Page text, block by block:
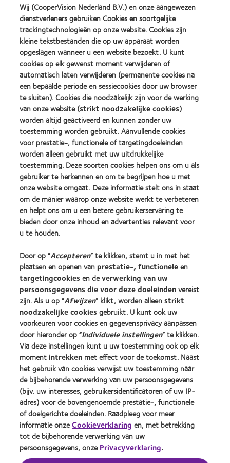
Waarom u lid zou moeten
worden van het Myopie
Collectief.
Voor dit belangrijke werk hebben we iedereen nodig die zich
inzet voor de gezondheid van kinderogen. Daarom nodigen
wij alle oogzorgspecialisten uit om lid te worden van het
Myopie Collectief.
Wilt u bijdragen aan de toekomst van
myopiezorg?
Word vandaag nog lid en sluit u aan bij de vele professionals
die al actief zijn met myopie management. Iedereen die de
visie van het Myopie Collectief ondersteunt is welkom,
ongeacht ervaring.
Deelnemen aan bijscholingsmogelijkheden.
Leren van en samenwerken met lokale
ambassadeurs.
Deelnemen aan uitwisselingsmomenten met
collega’s.
Gebruikmaken van de hulpmiddelen die het
Myopie Collectief aanbiedt.
WORD NU LID VAN HET
MYOPIE COLLECTIEF
Wij (CooperVision Nederland B.V.) en onze aangewezen
dienstverleners gebruiken Cookies en soortgelijke
trackingtechnologieën op onze website. Cookies zijn
kleine tekstbestanden die op uw apparaat worden
opgeslagen wanneer u een website bezoekt. U kunt
cookies op elk gewenst moment verwijderen of
automatisch laten verwijderen (permanente cookies na
een bepaalde periode en sessiecookies door uw browser
te sluiten). Cookies die noodzakelijk zijn voor de werking
van onze website (strikt noodzakelijke cookies)
worden altijd geactiveerd en kunnen zonder uw
toestemming worden gebruikt. Aanvullende cookies
voor prestatie-, functionele of targetingdoeleinden
worden alleen gebruikt met uw uitdrukkelijke
toestemming. Deze soorten cookies helpen ons om u als
gebruiker te herkennen en om te begrijpen hoe u met
onze website omgaat. Deze informatie stelt ons in staat
om de manier waarop onze website werkt te verbeteren
en helpt ons om u een betere gebruikerservaring te
bieden door onze inhoud en advertenties relevant voor
u te houden.
Door op “Accepteren” te klikken, stemt u in met het
plaatsen en openen van prestatie-, functioneleen
targetingcookiesen deverwerking van uw
persoonsgegevens die voor deze doeleindenvereist
zijn. Als u op “Afwijzen” klikt, worden alleenstrikt
noodzakelijke cookiesgebruikt. U kunt ook uw
voorkeuren voor cookies en gegevensprivacy aanpassen
door hieronder op “Individuele instellingen” te klikken.
Via deze instellingen kunt u uw toestemming ook op elk
moment intrekken met effect voor de toekomst. Naast
het gebruik van cookies verwijst uw toestemming naar
de bijbehorende verwerking van uw persoonsgegevens
(bijv. uw interesses, gebruikersidentificatoren of uw IP-
adres) voor de bovengenoemde prestatie-, functionele
of doelgerichte doeleinden. Raadpleeg voor meer
informatie onzeCookieverklaring en, met betrekking
tot de bijbehorende verwerking van uw
persoonsgegevens, onzePrivacyverklaring.